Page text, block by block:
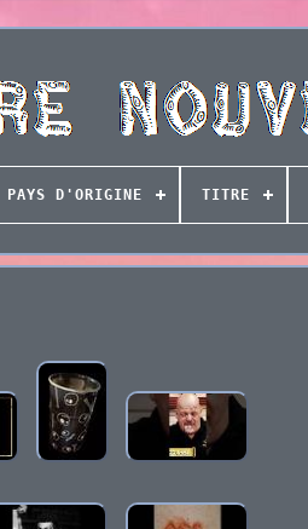
PAYS D'ORIGINE TITRE